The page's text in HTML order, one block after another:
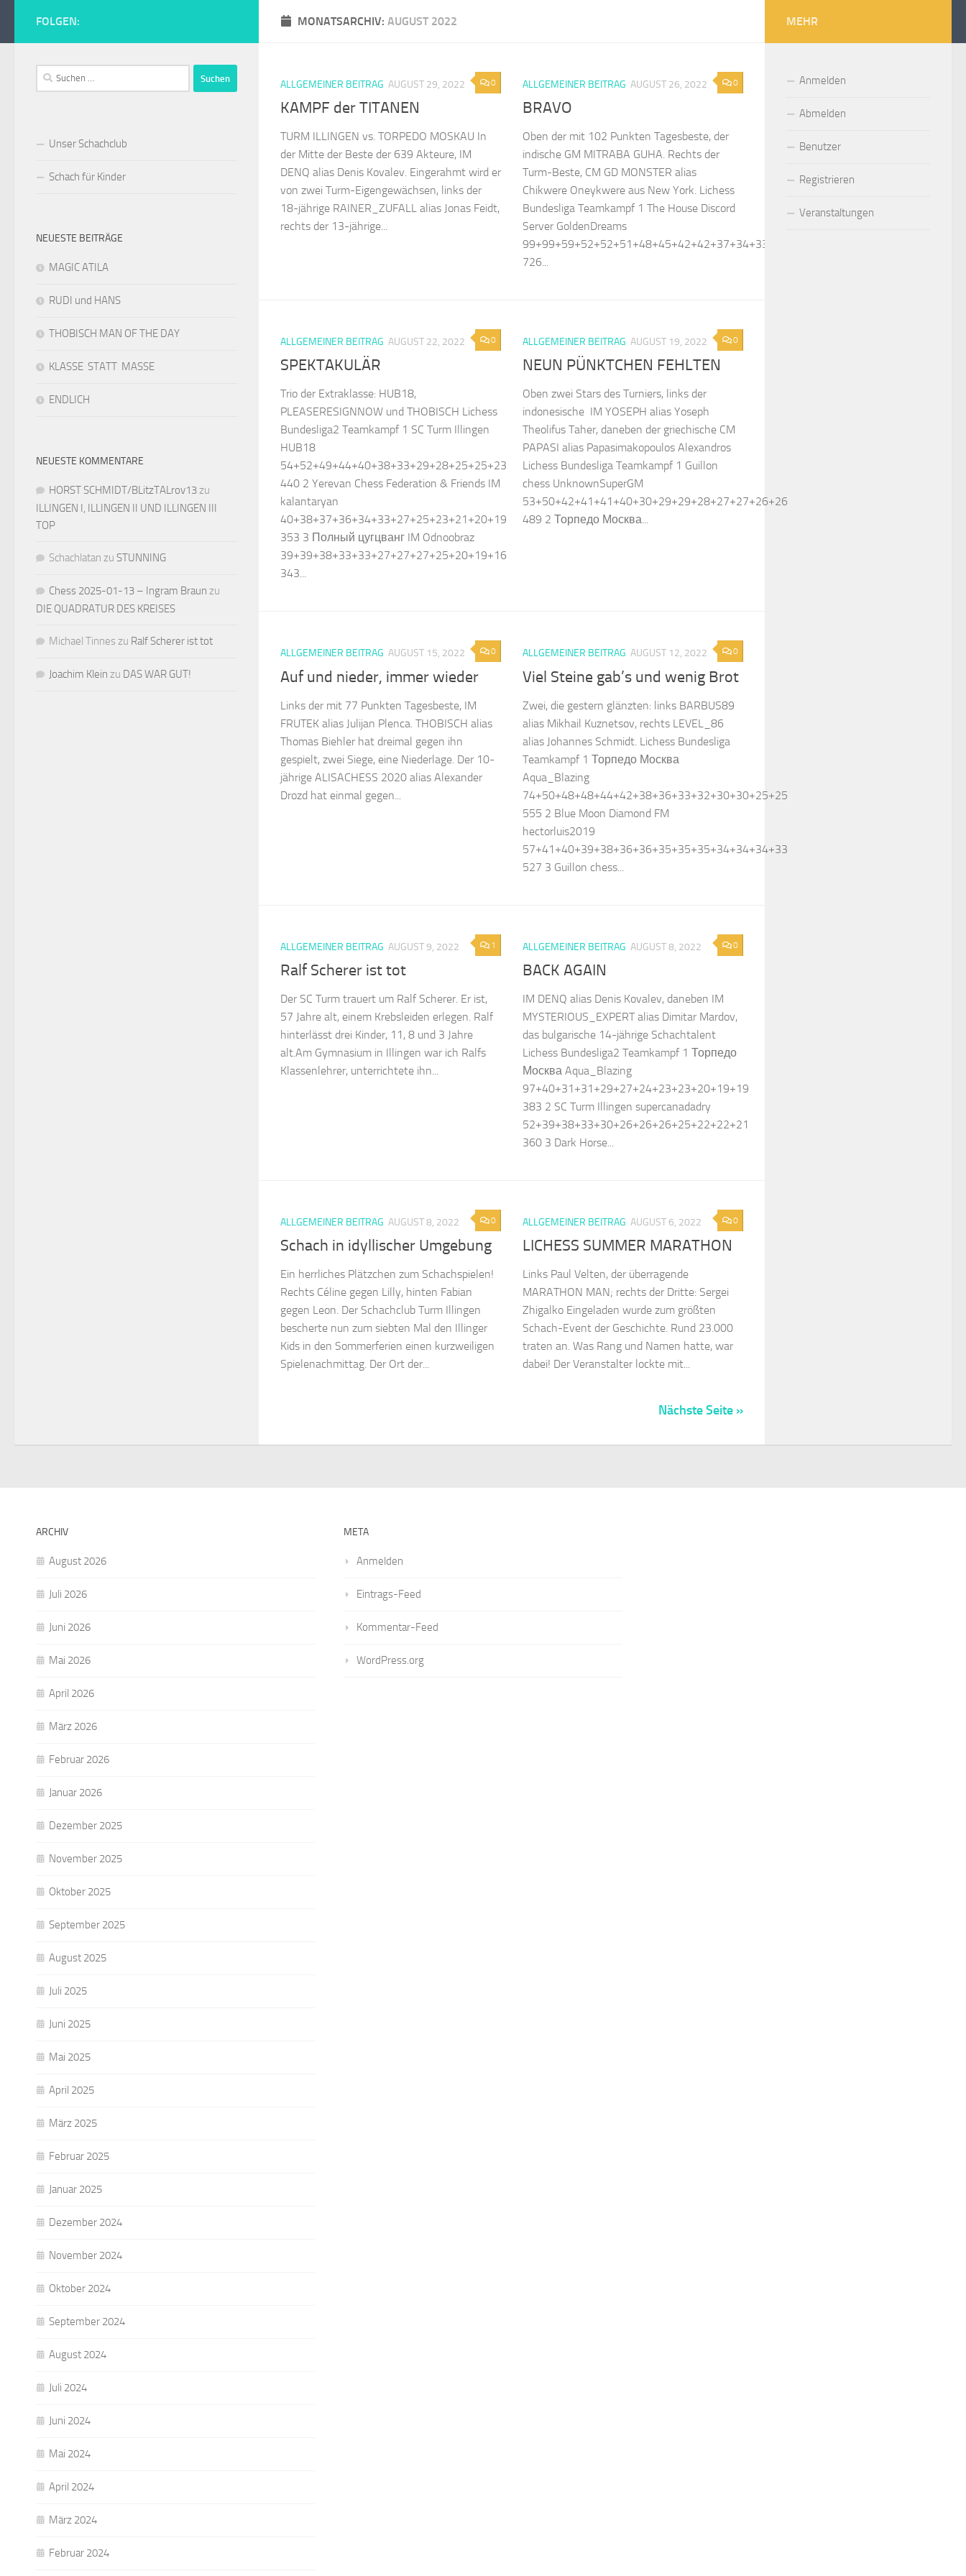
Zum Inhalt springen
Schachclub Turm Illingen
MONATSARCHIV: AUGUST 2022
0
ALLGEMEINER BEITRAG AUGUST 29, 2022
KAMPF der TITANEN
TURM ILLINGEN vs. TORPEDO MOSKAU In
der Mitte der Beste der 639 Akteure, IM
DENQ alias Denis Kovalev. Eingerahmt wird er
von zwei Turm-Eigengewächsen, links der
18-jährige RAINER_ZUFALL alias Jonas Feidt,
rechts der 13-jährige...
0
ALLGEMEINER BEITRAG AUGUST 26, 2022
BRAVO
Oben der mit 102 Punkten Tagesbeste, der
indische GM MITRABA GUHA. Rechts der
Turm-Beste, CM GD MONSTER alias
Chikwere Oneykwere aus New York. Lichess
Bundesliga Teamkampf 1 The House Discord
Server GoldenDreams
99+99+59+52+52+51+48+45+42+42+37+34+33+33
726...
0
ALLGEMEINER BEITRAG AUGUST 22, 2022
SPEKTAKULÄR
Trio der Extraklasse: HUB18,
PLEASERESIGNNOW und THOBISCH Lichess
Bundesliga2 Teamkampf 1 SC Turm Illingen
HUB18
54+52+49+44+40+38+33+29+28+25+25+23
440 2 Yerevan Chess Federation & Friends IM
kalantaryan
40+38+37+36+34+33+27+25+23+21+20+19
353 3 Полный цугцванг IM Odnoobraz
39+39+38+33+33+27+27+27+25+20+19+16
343...
0
ALLGEMEINER BEITRAG AUGUST 19, 2022
NEUN PÜNKTCHEN FEHLTEN
Oben zwei Stars des Turniers, links der
indonesische IM YOSEPH alias Yoseph
Theolifus Taher, daneben der griechische CM
PAPASI alias Papasimakopoulos Alexandros
Lichess Bundesliga Teamkampf 1 Guillon
chess UnknownSuperGM
53+50+42+41+41+40+30+29+29+28+27+27+26+26
489 2 Торпедо Москва...
0
ALLGEMEINER BEITRAG AUGUST 15, 2022
Auf und nieder, immer wieder
Links der mit 77 Punkten Tagesbeste, IM
FRUTEK alias Julijan Plenca. THOBISCH alias
Thomas Biehler hat dreimal gegen ihn
gespielt, zwei Siege, eine Niederlage. Der 10-
jährige ALISACHESS 2020 alias Alexander
Drozd hat einmal gegen...
0
ALLGEMEINER BEITRAG AUGUST 12, 2022
Viel Steine gab’s und wenig Brot
Zwei, die gestern glänzten: links BARBUS89
alias Mikhail Kuznetsov, rechts LEVEL_86
alias Johannes Schmidt. Lichess Bundesliga
Teamkampf 1 Торпедо Москва
Aqua_Blazing
74+50+48+48+44+42+38+36+33+32+30+30+25+25
555 2 Blue Moon Diamond FM
hectorluis2019
57+41+40+39+38+36+36+35+35+35+34+34+34+33
527 3 Guillon chess...
1
ALLGEMEINER BEITRAG AUGUST 9, 2022
Ralf Scherer ist tot
Der SC Turm trauert um Ralf Scherer. Er ist,
57 Jahre alt, einem Krebsleiden erlegen. Ralf
hinterlässt drei Kinder, 11, 8 und 3 Jahre
alt.Am Gymnasium in Illingen war ich Ralfs
Klassenlehrer, unterrichtete ihn...
0
ALLGEMEINER BEITRAG AUGUST 8, 2022
BACK AGAIN
IM DENQ alias Denis Kovalev, daneben IM
MYSTERIOUS_EXPERT alias Dimitar Mardov,
das bulgarische 14-jährige Schachtalent
Lichess Bundesliga2 Teamkampf 1 Торпедо
Москва Aqua_Blazing
97+40+31+31+29+27+24+23+23+20+19+19
383 2 SC Turm Illingen supercanadadry
52+39+38+33+30+26+26+26+25+22+22+21
360 3 Dark Horse...
0
ALLGEMEINER BEITRAG AUGUST 8, 2022
Schach in idyllischer Umgebung
Ein herrliches Plätzchen zum Schachspielen!
Rechts Céline gegen Lilly, hinten Fabian
gegen Leon. Der Schachclub Turm Illingen
bescherte nun zum siebten Mal den Illinger
Kids in den Sommerferien einen kurzweiligen
Spielenachmittag. Der Ort der...
0
ALLGEMEINER BEITRAG AUGUST 6, 2022
LICHESS SUMMER MARATHON
Links Paul Velten, der überragende
MARATHON MAN; rechts der Dritte: Sergei
Zhigalko Eingeladen wurde zum größten
Schach-Event der Geschichte. Rund 23.000
traten an. Was Rang und Namen hatte, war
dabei! Der Veranstalter lockte mit...
Nächste Seite »
FOLGEN:
Suchen
nach:
Unser Schachclub
Schach für Kinder
NEUESTE BEITRÄGE
MAGIC ATILA
RUDI und HANS
THOBISCH MAN OF THE DAY
KLASSE STATT MASSE
ENDLICH
NEUESTE KOMMENTARE
HORST SCHMIDT/BLitzTALrov13zu
ILLINGEN I, ILLINGEN II UND ILLINGEN III
TOP
Schachlatan zu STUNNING
Chess 2025-01-13 – Ingram Braun zu
DIE QUADRATUR DES KREISES
Michael Tinnes zu Ralf Scherer ist tot
Joachim Klein zu DAS WAR GUT!
MEHR
Anmelden
Abmelden
Benutzer
Registrieren
Veranstaltungen
ARCHIV
August 2026
Juli 2026
Juni 2026
Mai 2026
April 2026
März 2026
Februar 2026
Januar 2026
Dezember 2025
November 2025
Oktober 2025
September 2025
August 2025
Juli 2025
Juni 2025
Mai 2025
April 2025
März 2025
Februar 2025
Januar 2025
Dezember 2024
November 2024
Oktober 2024
September 2024
August 2024
Juli 2024
Juni 2024
Mai 2024
April 2024
März 2024
Februar 2024
META
Anmelden
Eintrags-Feed
Kommentar-Feed
WordPress.org